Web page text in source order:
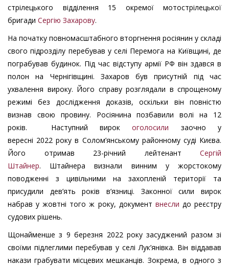
стрілецького відділення 15 окремої мотострілецької
бригади Сергію Захарову.
На початку повномасштабного вторгнення росіянин у складі
свого підрозділу перебував у селі Перемога на Київщині, де
пограбував будинок. Під час відступу армії РФ він здався в
полон на Чернігівщині. Захаров був присутній під час
ухвалення вироку. Його справу розглядали в спрощеному
режимі без дослідження доказів, оскільки він повністю
визнав свою провину. Росіянина позбавили волі на 12
років. Наступний вирокоголосили заочно у
вересні 2022 року в Солом’янському районному суді Києва.
Його отримав 23-річний лейтенант Сергій
Штайнер. Штайнера визнали винним у жорстокому
поводженні з цивільними на захопленій території та
присудили дев’ять років в’язниці. Законної сили вирок
набрав у жовтні того ж року, документ внесли до реєстру
судових рішень.
Щонайменше з 9 березня 2022 року засуджений разом зі
своїми підлеглими перебував у селі Лук’янівка. Він віддавав
накази грабувати місцевих мешканців. Зокрема, в одного з